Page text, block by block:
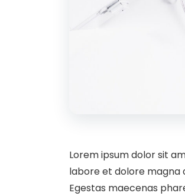
Lorem ipsum dolor sit
labore et dolore magna
Egestas maecenas